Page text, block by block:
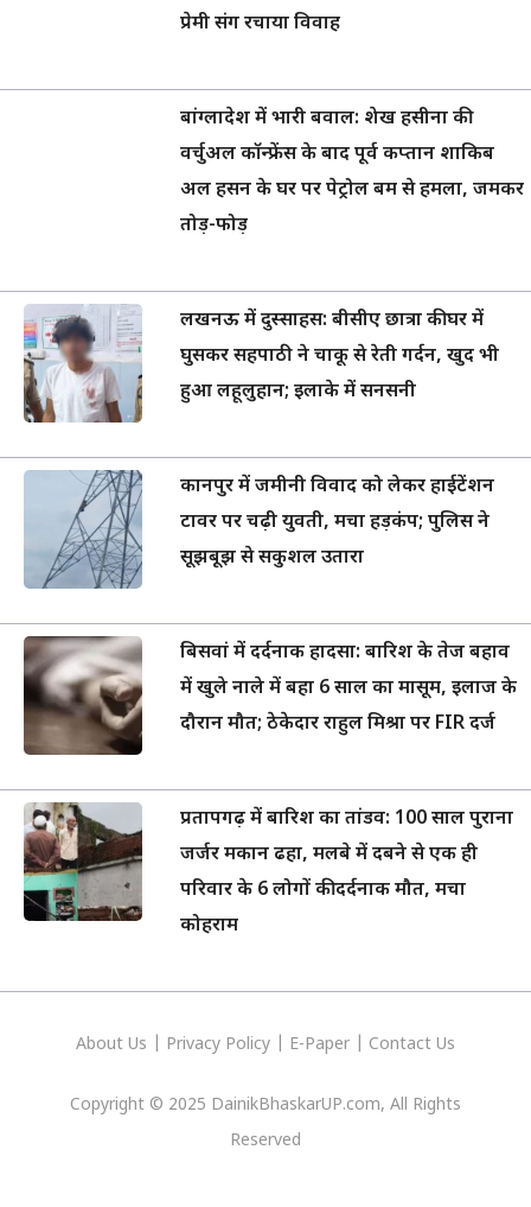
प्रेमी संग रचाया विवाह
बांग्लादेश में भारी बवाल: शेख हसीना की
वर्चुअल कॉन्फ्रेंस के बाद पूर्व कप्तान शाकिब
अल हसन के घर पर पेट्रोल बम से हमला, जमकर
तोड़-फोड़
लखनऊ में दुस्साहस: बीसीए छात्रा की घर में
घुसकर सहपाठी ने चाकू से रेती गर्दन, खुद भी
हुआ लहूलुहान; इलाके में सनसनी
कानपुर में जमीनी विवाद को लेकर हाईटेंशन
टावर पर चढ़ी युवती, मचा हड़कंप; पुलिस ने
सूझबूझ से सकुशल उतारा
बिसवां में दर्दनाक हादसा: बारिश के तेज बहाव
में खुले नाले में बहा 6 साल का मासूम, इलाज के
दौरान मौत; ठेकेदार राहुल मिश्रा पर FIR दर्ज
प्रतापगढ़ में बारिश का तांडव: 100 साल पुराना
जर्जर मकान ढहा, मलबे में दबने से एक ही
परिवार के 6 लोगों की दर्दनाक मौत, मचा
कोहराम
About Us Privacy Policy E-Paper Contact Us
Copyright © 2025 DainikBhaskarUP.com, All Rights
Reserved